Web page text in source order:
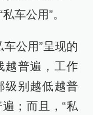
车公用”。
公用”呈现的
越普遍，工作
级别越低越普
；而且，“私